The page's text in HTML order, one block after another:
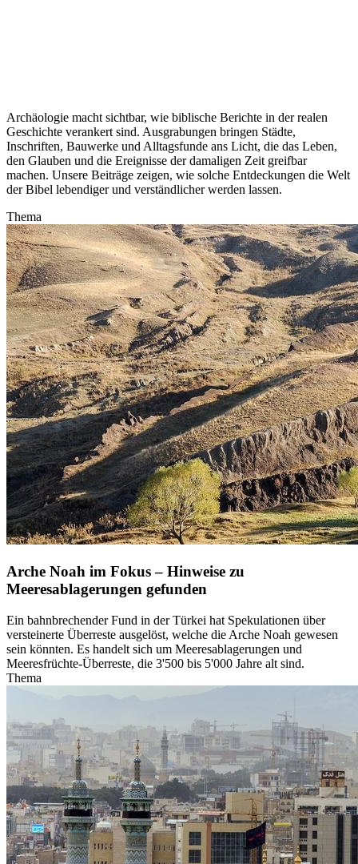
Archäologie macht sichtbar, wie biblische Berichte in der realen
Geschichte verankert sind. Ausgrabungen bringen Städte,
Inschriften, Bauwerke und Alltagsfunde ans Licht, die das Leben,
den Glauben und die Ereignisse der damaligen Zeit greifbar
machen. Unsere Beiträge zeigen, wie solche Entdeckungen die Welt
der Bibel lebendiger und verständlicher werden lassen.
Thema
Arche Noah im Fokus – Hinweise zu
Meeresablagerungen gefunden
Ein bahnbrechender Fund in der Türkei hat Spekulationen über
versteinerte Überreste ausgelöst, welche die Arche Noah gewesen
sein könnten. Es handelt sich um Meeresablagerungen und
Meeresfrüchte-Überreste, die 3'500 bis 5'000 Jahre alt sind.
Thema